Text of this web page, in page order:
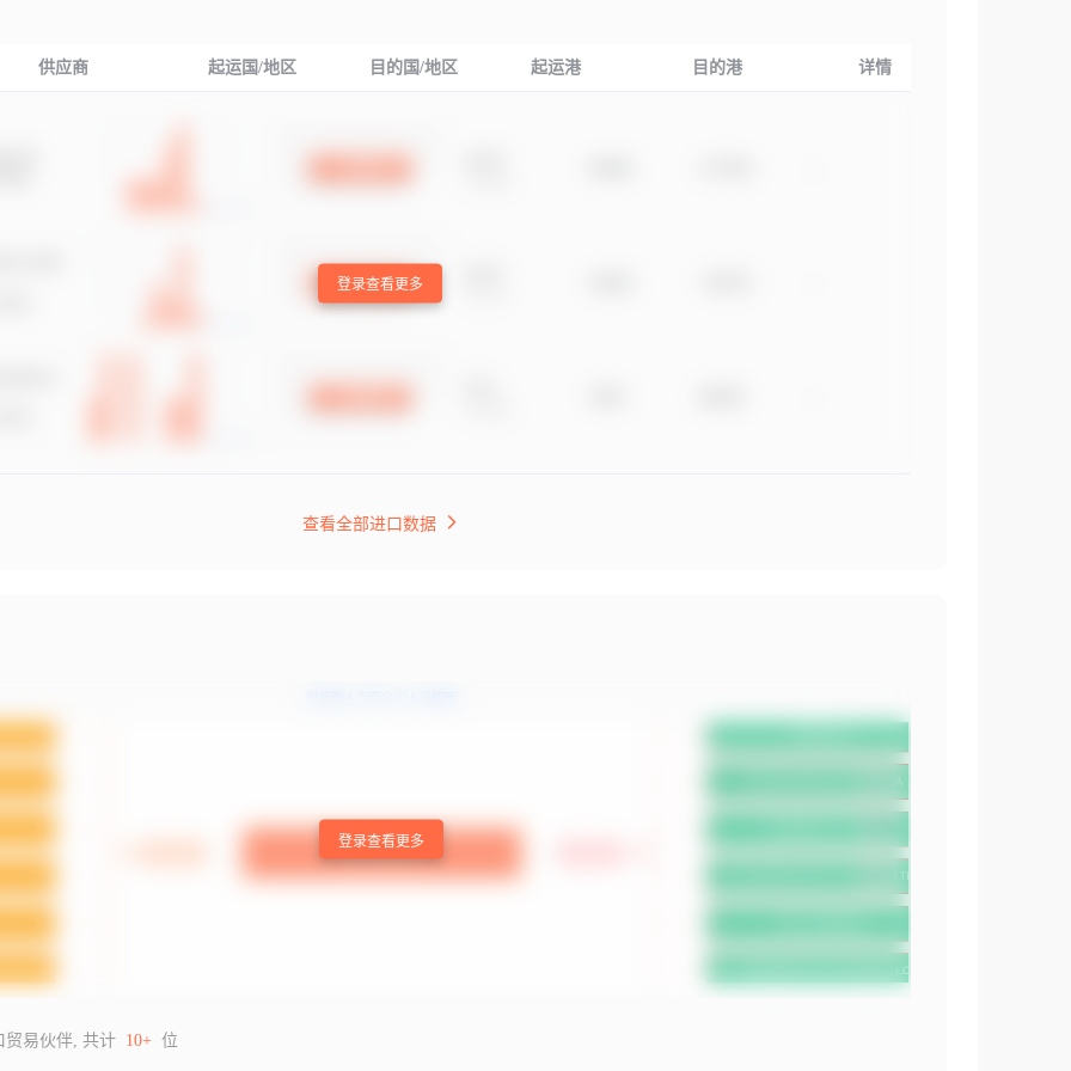
供应商 起运国/地区 目的国/地区 起运港 目的港 详情
登录查看更多
查看全部进口数据
登录查看更多
贸易伙伴, 共计 10+ 位